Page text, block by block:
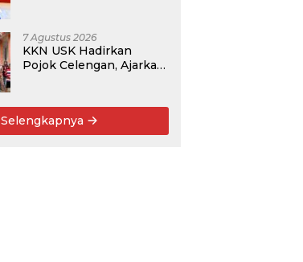
7 Agustus 2026
KKN USK Hadirkan
Pojok Celengan, Ajarkan
Selengkapnya